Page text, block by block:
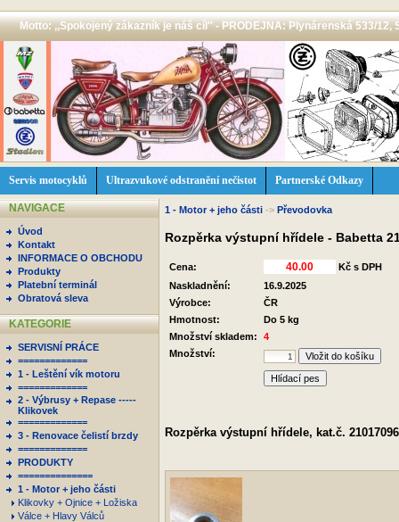
Motto: ,,Spokojený zákazník je náš cíl'' - PRODEJNA: Plynárenská 533/12,
Servis motocyklů Ultrazvukové odstranění nečistot Partnerské Odkazy
NAVIGACE
Úvod
Kontakt
INFORMACE O OBCHODU
Produkty
Platební terminál
Obratová sleva
KATEGORIE
SERVISNÍ PRÁCE
=============
1 - Leštění vík motoru
=============
2 - Výbrusy + Repase -----
Klikovek
=============
3 - Renovace čelistí brzdy
=============
PRODUKTY
==============
1 - Motor + jeho části
Klikovky + Ojnice + Ložiska
Válce + Hlavy Válců
1 - Motor + jeho části -> Převodovka
Rozpěrka výstupní hřídele - Babetta
Cena:
Kč s DPH
Naskladnění:
16.9.2025
Výrobce:
ČR
Hmotnost:
Do 5 kg
Množství skladem:
4
Množství:
Hlídací pes
Rozpěrka výstupní hřídele, kat.č.